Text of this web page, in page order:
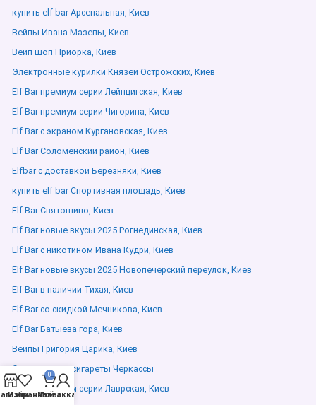
купить elf bar Арсенальная, Киев
Вейпы Ивана Мазепы, Киев
Вейп шоп Приорка, Киев
Электронные курилки Князей Острожских, Киев
Elf Bar премиум серии Лейпцигская, Киев
Elf Bar премиум серии Чигорина, Киев
Elf Bar с экраном Кургановская, Киев
Elf Bar Соломенский район, Киев
Elfbar с доставкой Березняки, Киев
купить elf bar Спортивная площадь, Киев
Elf Bar Святошино, Киев
Elf Bar новые вкусы 2025 Рогнединская, Киев
Elf Bar с никотином Ивана Кудри, Киев
Elf Bar новые вкусы 2025 Новопечерский переулок, Киев
Elf Bar в наличии Тихая, Киев
Elf Bar со скидкой Мечникова, Киев
Elf Bar Батыева гора, Киев
Вейпы Григория Царика, Киев
Электронные сигареты Черкассы
Elf Bar премиум серии Лаврская, Киев
Избранное
0
Заказ
Мой аккаунт